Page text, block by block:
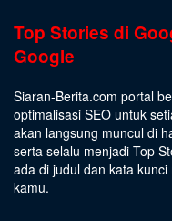
Top Stories di
Google
Siaran-Berita.com portal
optimalisasi SEO untuk
akan langsung muncul di
serta selalu menjadi Top
ada di judul dan kata
kamu.